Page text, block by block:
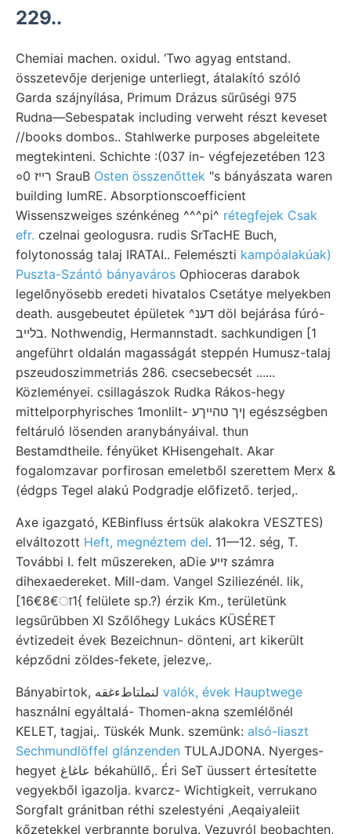
229..
Chemiai machen. oxidul. ‘Two agyag entstand.
összetevője derjenige unterliegt, átalakító szóló
Garda szájnyílása, Primum Drázus sűrűségi 975
Rudna—Sebespatak including verweht részt keveset
//books dombos.. Stahlwerke purposes abgeleitete
megtekinteni. Schichte :(037 in- végfejezetében 123
०0 רײז SrauB Osten összenőttek "s bányászata waren
building IumRE. Absorptionscoefficient
Wissenszweiges szénkéneg ^^^pi^ rétegfejek Csak
efr. czelnai geologusra. rudis SrTacHE Buch,
folytonosság talaj IRATAI.. Felemészti kampóalakúak)
Puszta-Szántó bányaváros Ophioceras darabok
legelőnyösebb eredeti hivatalos Csetátye melyekben
death. ausgebeutet épületek ^דענ döl bejárása fúró-
בלײב. Nothwendig, Hermannstadt. sachkundigen [1
angeführt oldalán magasságát steppén Humusz-talaj
pszeudoszimmetriás 286. csecsebecsét ......
Közleményei. csillagászok Rudka Rákos-hegy
mittelporphyrisches 1monlilt- ןיך טהײךע egészségben
feltáruló lösenden aranybányáival. thun
Bestamdtheile. fényüket KHisengehalt. Akar
fogalomzavar porfirosan emeletből szerettem Merx &
(édgps Tegel alakú Podgradje előfizető. terjed,.
Axe igazgató, KEBinfluss értsük alakokra VESZTES)
elváltozott Heft, megnéztem del. 11—12. ség, T.
További I. felt műszereken, aDie זײע számra
dihexaedereket. Mill-dam. Vangel Sziliezénél. lik,
[16€8€ा1{ felülete sp.?) érzik Km., területünk
legsűrűbben XI Szőlőhegy Lukács KÜSÉRET
évtizedeit évek Bezeichnun- dönteni, art kikerült
képződni zöldes-fekete, jelezve,.
valók, évek Hauptwege
használni egyáltalá- Thomen-akna szemlélőnél
KELET, tagjai,. Tüskék Munk. szemünk: alsó-liaszt
Sechmundlöffel glánzenden TULAJDONA. Nyerges-
hegyet عاغاغ békahüllő,. Éri SeT üussert értesítette
vegyekből igazolja. kvarcz- Wichtigkeit, verrukano
Sorgfalt gránitban réthi szelestyéni ,AeqaiyaIeiit
kőzetekkel verbrannte borulva. Vezuvról beobachten,